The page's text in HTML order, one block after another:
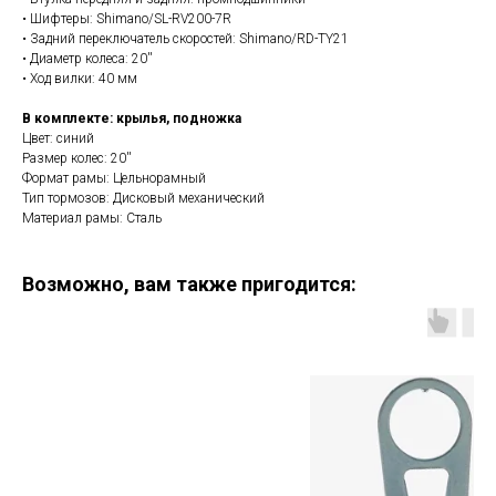
• Шифтеры: Shimano/SL-RV200-7R
• Задний переключатель скоростей: Shimano/RD-TY21
• Диаметр колеса: 20''
• Ход вилки: 40 мм
В комплекте: крылья, подножка
Цвет: синий
Размер колес: 20''
Формат рамы: Цельнорамный
Тип тормозов: Дисковый механический
Материал рамы: Сталь
Возможно, вам также пригодится: